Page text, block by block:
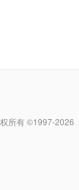
所有 ©1997-2026